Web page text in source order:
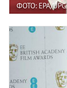
ФОТО: EPA/UPG